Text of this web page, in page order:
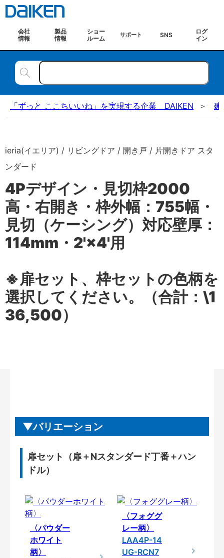
会社
情報
製品
情報
ショー
ルーム
サポート SNS
ログ
イン
「ずっと ここちいいね」を実現する企業 DAIKEN 建
ieria(イエリア) / リビングドア / 開き戸 / 片開きドア スタ
ンダード
4Pデザイン・見切枠2000
高・右開き・枠外幅：755幅・
見切（ケーシング）対応壁厚：
114mm・2'×4'用
※扉セット、枠セットの色柄を
選択してください。（合計：\1
36,500）
バリエーション
扉セット（扉＋Nスタンダード丁番＋ハン
ドル）
〈パウダー
ホワイト
柄〉
〈フォググ
レー柄〉
LAA4P-14
UG-RCN7